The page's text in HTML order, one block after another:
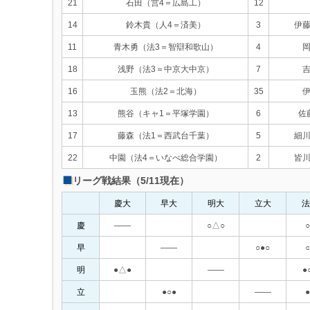
21 石田（営4＝広島工） 12
14 鈴木貴（人4＝済美） 3 伊
11 青木勇（法3＝智辯和歌山） 4
18 浅野（法3＝中京大中京） 7
16 玉熊（法2＝北海） 35
13 熊谷（キャ1＝平塚学園） 6 佐
17 藤森（法1＝西武台千葉） 5 細
22 中園（法4＝いなべ総合学園） 2 皆
リーグ戦結果（5/11現在）
慶大 早大 明大 立大
慶 ―― ○△○
早 ―― ○●○
明 ●△● ――
立 ●○● ――